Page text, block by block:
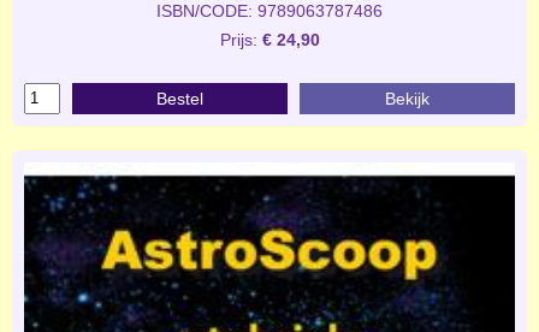
ISBN/CODE: 9789063787486
Prijs: € 24,90
Bestel Bekijk